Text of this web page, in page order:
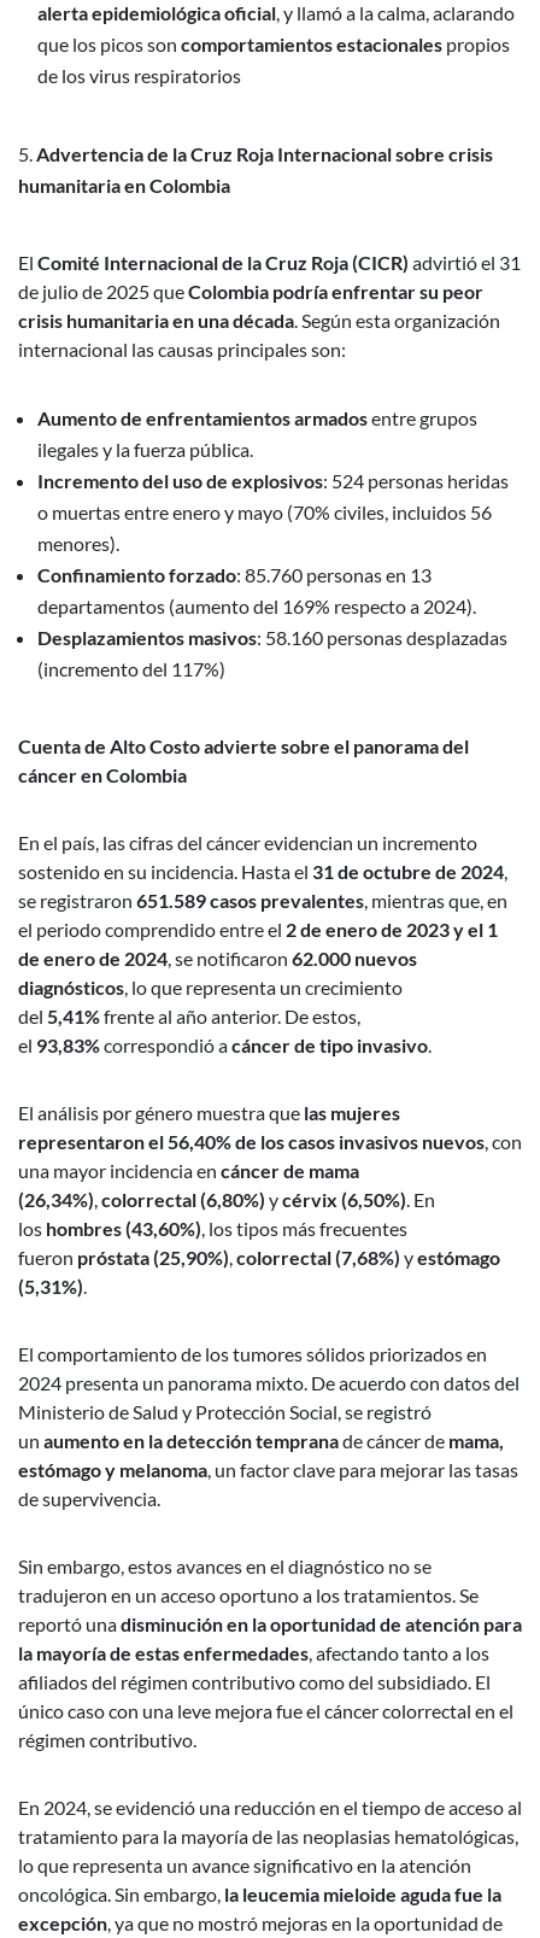
alerta epidemiológica oficial, y llamó a la calma, aclarando
que los picos son comportamientos estacionales propios
de los virus respiratorios
Advertencia de la Cruz Roja Internacional sobre crisis
humanitaria en Colombia
El Comité Internacional de la Cruz Roja (CICR) advirtió el 31
de julio de 2025 queColombia podría enfrentar su peor
crisis humanitaria en una década. Según esta organización
internacional las causas principales son:
Aumento de enfrentamientos armadosentre grupos
ilegales y la fuerza pública.
Incremento del uso de explosivos: 524 personas heridas
o muertas entre enero y mayo (70% civiles, incluidos 56
menores).
Confinamiento forzado: 85.760 personas en 13
departamentos (aumento del 169% respecto a 2024).
Desplazamientos masivos: 58.160 personas desplazadas
(incremento del 117%)
Cuenta de Alto Costo advierte sobre el panorama del
cáncer en Colombia
En el país, las cifras del cáncer evidencian un incremento
sostenido en su incidencia. Hasta el 31 de octubre de 2024,
se registraron 651.589 casos prevalentes, mientras que, en
el periodo comprendido entre el 2 de enero de 2023 y el 1
de enero de 2024, se notificaron 62.000 nuevos
diagnósticos, lo que representa un crecimiento
del 5,41%frente al año anterior. De estos,
el 93,83%correspondió acáncer de tipo invasivo.
El análisis por género muestra que las mujeres
representaron el 56,40% de los casos invasivos nuevos, con
una mayor incidencia en cáncer de mama
(26,34%),colorrectal (6,80%) ycérvix (6,50%). En
los hombres (43,60%), los tipos más frecuentes
fueron próstata (25,90%),colorrectal (7,68%) yestómago
(5,31%).
El comportamiento de los tumores sólidos priorizados en
2024 presenta un panorama mixto. De acuerdo con datos del
Ministerio de Salud y Protección Social, se registró
un aumento en la detección tempranade cáncer de mama,
estómago y melanoma, un factor clave para mejorar las tasas
de supervivencia.
Sin embargo, estos avances en el diagnóstico no se
tradujeron en un acceso oportuno a los tratamientos. Se
reportó unadisminución en la oportunidad de atención para
la mayoría de estas enfermedades, afectando tanto a los
afiliados del régimen contributivo como del subsidiado. El
único caso con una leve mejora fue el cáncer colorrectal en el
régimen contributivo.
En 2024, se evidenció una reducción en el tiempo de acceso al
tratamiento para la mayoría de las neoplasias hematológicas,
lo que representa un avance significativo en la atención
oncológica. Sin embargo, la leucemia mieloide aguda fue la
excepción, ya que no mostró mejoras en la oportunidad de